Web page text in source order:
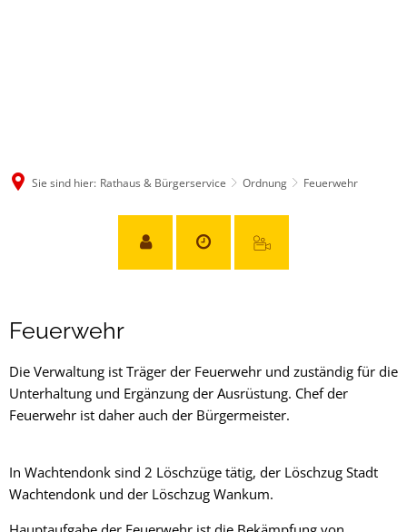
Sie sind hier: Rathaus & Bürgerservice Ordnung Feuerwehr
Feuerwehr
Feuerwehr
Die Verwaltung ist Träger der Feuerwehr und zuständig für die
Unterhaltung und Ergänzung der Ausrüstung. Chef der
Feuerwehr ist daher auch der Bürgermeister.
In Wachtendonk sind 2 Löschzüge tätig, der Löschzug Stadt
Wachtendonk und der Löschzug Wankum.